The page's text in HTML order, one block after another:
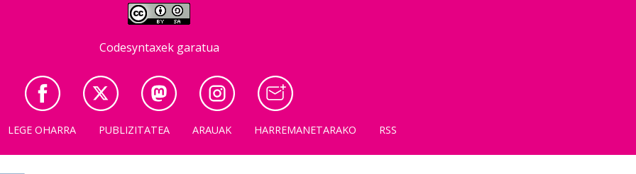
Codesyntaxek garatua
LEGE OHARRA PUBLIZITATEA ARAUAK HARREMANETARAKO RSS